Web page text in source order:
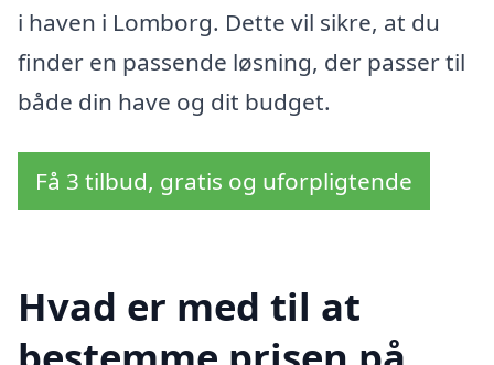
i haven i Lomborg. Dette vil sikre, at du
finder en passende løsning, der passer til
både din have og dit budget.
Få 3 tilbud, gratis og uforpligtende
Hvad er med til at